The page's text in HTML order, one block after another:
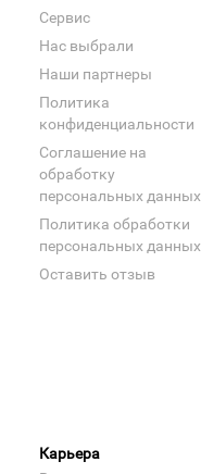
Сервис
Нас выбрали
Наши партнеры
Политика
конфиденциальности
Соглашение на
обработку
персональных данных
Политика обработки
персональных данных
Оставить отзыв
Карьера